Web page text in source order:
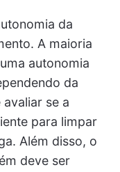
da
A maioria
autonomia
da
se a
para limpar
Além disso, o
deve ser